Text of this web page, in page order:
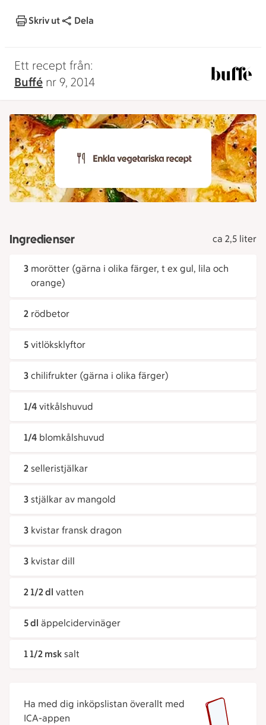
Skriv ut Dela
Ett recept från:
Buffé nr 9, 2014
Ingredienser ca 2,5 liter
3 morötter (gärna i olika färger, t ex gul, lila och
orange)
2 rödbetor
5 vitlöksklyftor
3 chilifrukter (gärna i olika färger)
1/4 vitkålshuvud
1/4 blomkålshuvud
2 selleristjälkar
3 stjälkar av mangold
3 kvistar fransk dragon
3 kvistar dill
2 1/2 dl vatten
5 dl äppelcidervinäger
1 1/2 msk salt
Ha med dig inköpslistan överallt med
ICA-appen